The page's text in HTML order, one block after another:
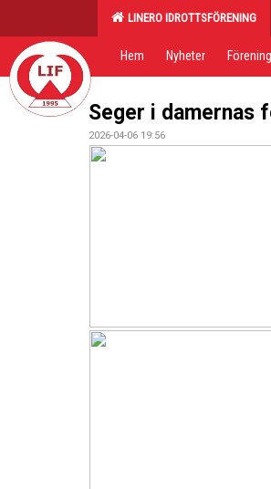
LINERO IDROTTSFÖRENING
Hem Nyheter
Seger i damernas
2026-04-06 19:56